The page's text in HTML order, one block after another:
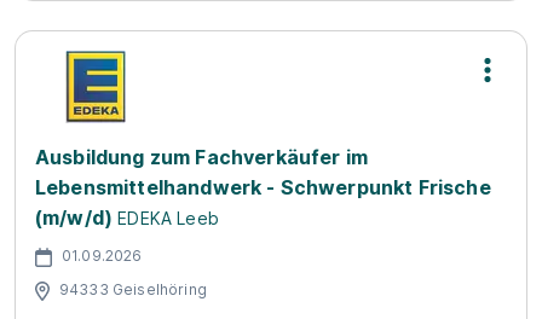
Ausbildung zum Fachverkäufer im
Lebensmittelhandwerk - Schwerpunkt Frische
(m/w/d) EDEKA Leeb
01.09.2026
94333 Geiselhöring